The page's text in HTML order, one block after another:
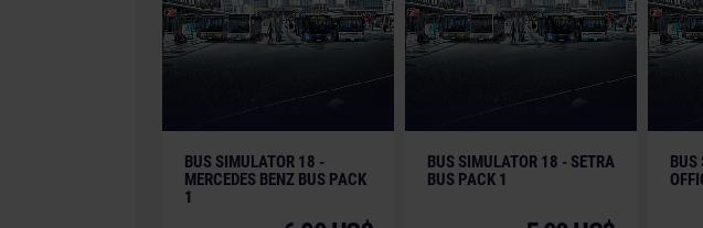
BUS SIMULATOR 18 -
MERCEDES BENZ BUS PACK
1
BUS SIMULATOR 18 - SETRA
BUS PACK 1
BUS